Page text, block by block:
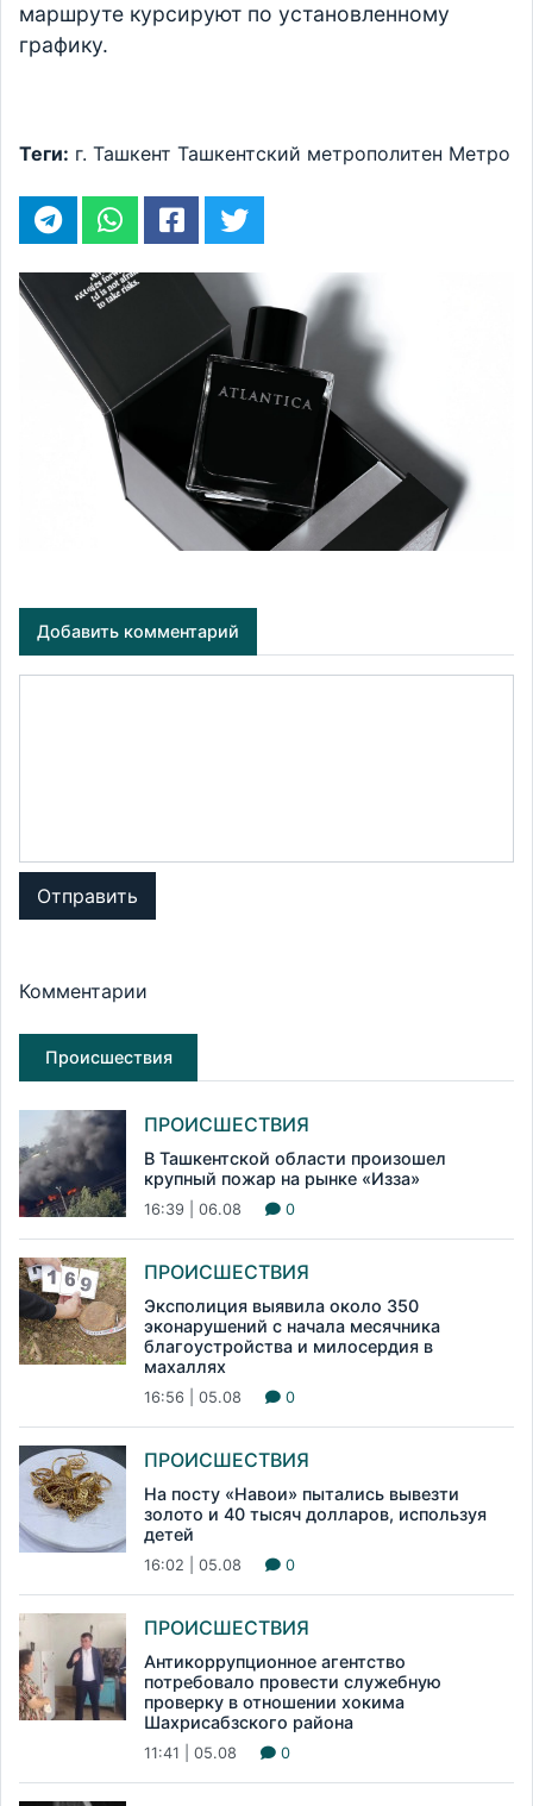
маршруте курсируют по установленному
графику.
Теги: г. Ташкент Ташкентский метрополитен Метро
Добавить комментарий
Отправить
Комментарии
Происшествия
ПРОИСШЕСТВИЯ
В Ташкентской области произошел
крупный пожар на рынке «Изза»
16:39 | 06.08 0
ПРОИСШЕСТВИЯ
Эксполиция выявила около 350
эконарушений с начала месячника
благоустройства и милосердия в
махаллях
16:56 | 05.08 0
ПРОИСШЕСТВИЯ
На посту «Навои» пытались вывезти
золото и 40 тысяч долларов, используя
детей
16:02 | 05.08 0
ПРОИСШЕСТВИЯ
Антикоррупционное агентство
потребовало провести служебную
проверку в отношении хокима
Шахрисабзского района
11:41 | 05.08 0